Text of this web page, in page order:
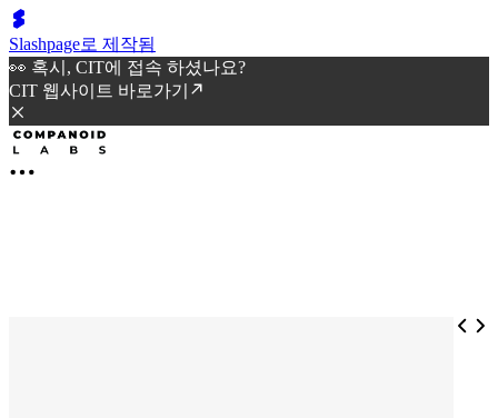
Slashpage로 제작됨
👀 혹시, CIT에 접속 하셨나요?
CIT 웹사이트 바로가기